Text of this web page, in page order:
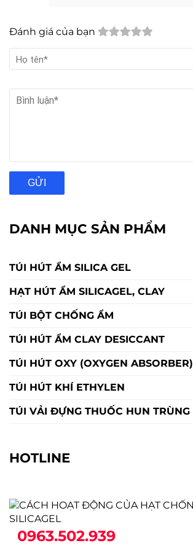
Đánh giá của bạn
GỬI
DANH MỤC SẢN PHẨM
TÚI HÚT ẨM SILICA GEL
HẠT HÚT ẨM SILICAGEL, CLAY
TÚI BỘT CHỐNG ẨM
TÚI HÚT ẨM CLAY DESICCANT
TÚI HÚT OXY (OXYGEN ABSORBER)
TÚI HÚT KHÍ ETHYLEN
TÚI VẢI ĐỰNG THUỐC HUN TRÙNG
HOTLINE
0963.502.939